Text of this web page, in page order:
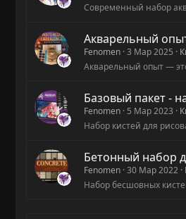
Современный набор
Акварельный
Fenomen 3 Мар 2025
Акварельный опыт —
Базовый пакет -
Fenomen 5 Мар 2023
Набор кистей для
Бетонный набор
Fenomen 30 Мар 2022
Набор бесшовных